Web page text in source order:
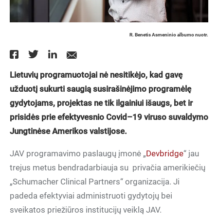
R. Benetis Asmeninio albumo nuotr.
Lietuvių programuotojai nė nesitikėjo, kad gavę
užduotį sukurti saugią susirašinėjimo programėlę
gydytojams, projektas ne tik ilgainiui išaugs, bet ir
prisidės prie efektyvesnio Covid–19 viruso suvaldymo
Jungtinėse Amerikos valstijose.
JAV programavimo paslaugų įmonė „Devbridge“ jau
trejus metus bendradarbiauja su privačia amerikiečių
„Schumacher Clinical Partners“ organizacija. Ji
padeda efektyviai administruoti gydytojų bei
sveikatos priežiūros institucijų veiklą JAV.